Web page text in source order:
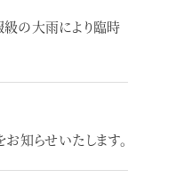
の大雨により臨時
知らせいたします。